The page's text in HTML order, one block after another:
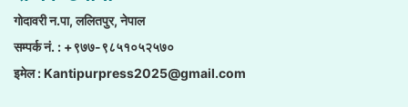
गाेदावरी न.पा, ललितपुर, नेपाल
सम्पर्क नं. : +९७७-९८५१०५२५७०
इमेल :Kantipurpress2025@gmail.com